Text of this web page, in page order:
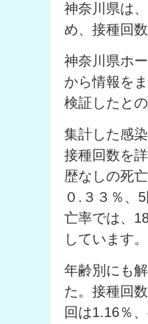
神奈川県は
め、接種回
神奈川県ホ
から情報を
検証したと
集計した感
接種回数を
歴なしの死
０.３３％、
亡率では、
しています。
年齢別にも
た。接種回
回は1.16％